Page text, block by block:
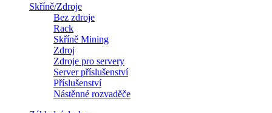
Skříně/Zdroje
Bez zdroje
Rack
Skříně Mining
Zdroj
Zdroje pro servery
Server příslušenství
Příslušenství
Nástěnné rozvaděče